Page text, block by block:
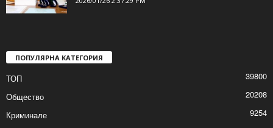
ПОПУЛЯРНА КАТЕГОРИЯ
ТОП
39800
Общество
20208
Криминале
9254